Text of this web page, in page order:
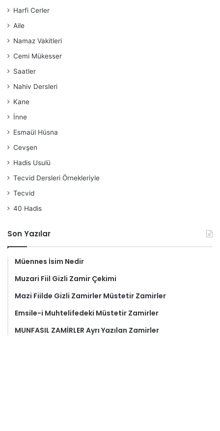
Harfi Cerler
Aile
Namaz Vakitleri
Cemi Mükesser
Saatler
Nahiv Dersleri
Kane
İnne
Esmaül Hüsna
Cevşen
Hadis Usulü
Tecvid Dersleri Örnekleriyle
Tecvid
40 Hadis
Son Yazılar
Müennes İsim Nedir
Muzari Fiil Gizli Zamir Çekimi
Mazi Fiilde Gizli Zamirler Müstetir Zamirler
Emsile-i Muhtelifedeki Müstetir Zamirler
MUNFASIL ZAMİRLER Ayrı Yazılan Zamirler